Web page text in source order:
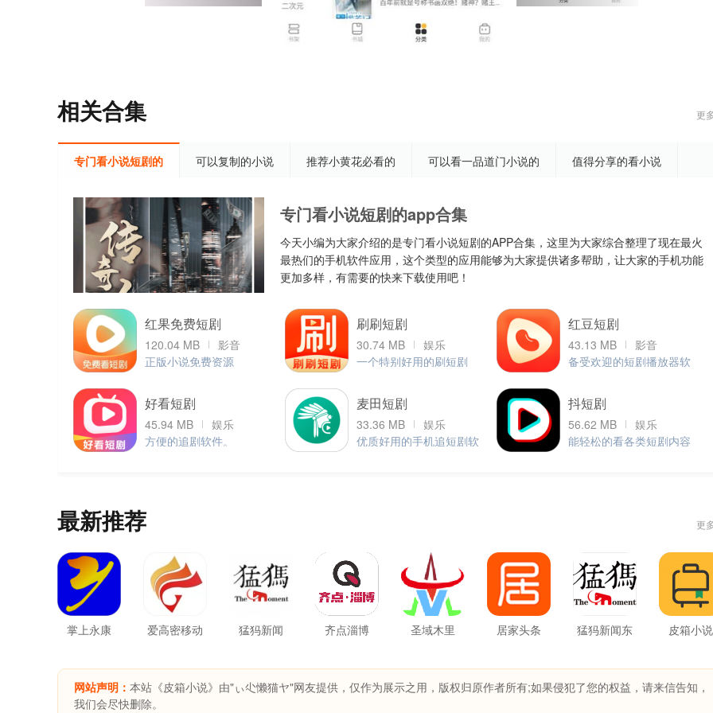
相关合集 更
专门看小说短剧的 可以复制的小说 推荐小黄花必看的 可以看一品道门小说的 值得分享的看小说
专门看小说短剧的app合集
今天小编为大家介绍的是专门看小说短剧的APP合集，这里为大家综合整理了现在最火
最热们的手机软件应用，这个类型的应用能够为大家提供诸多帮助，让大家的手机功能
更加多样，有需要的快来下载使用吧！
红果免费短剧
120.04 MB
影音
正版小说免费资源
刷刷短剧
30.74 MB
娱乐
一个特别好用的刷短剧
红豆短剧
43.13 MB
影音
备受欢迎的短剧播放器软
好看短剧
45.94 MB
娱乐
方便的追剧软件。
麦田短剧
33.36 MB
娱乐
优质好用的手机追短剧软
抖短剧
56.62 MB
娱乐
能轻松的看各类短剧内容
最新推荐 更
掌上永康
爱高密移动
猛犸新闻 齐点淄博 圣域木里 居家头条
猛犸新闻东
皮箱小说
网站声明： 本站《皮箱小说》由"ぃ尐懒猫ヤ"网友提供，仅作为展示之用，版权归原作者所有;如果侵犯了您的权益，请来信告知，
我们会尽快删除。